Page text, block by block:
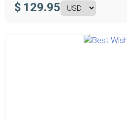
$ 129.95